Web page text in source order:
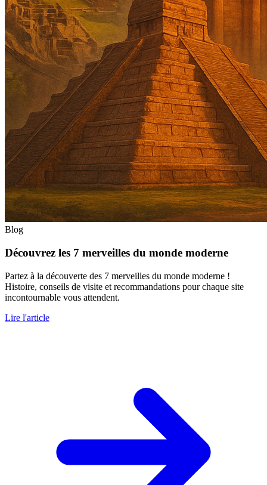
Blog
Découvrez les 7 merveilles du monde moderne
Partez à la découverte des 7 merveilles du monde moderne !
Histoire, conseils de visite et recommandations pour chaque site
incontournable vous attendent.
Lire l'article